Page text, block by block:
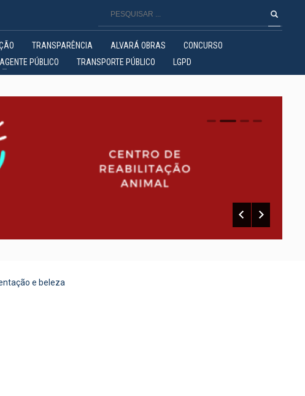
TRANSPARÊNCIA ALVARÁ OBRAS
CONCURSO
AGENTE PÚBLICO TRANSPORTE PÚBLICO LGPD
0 1 2
e beleza